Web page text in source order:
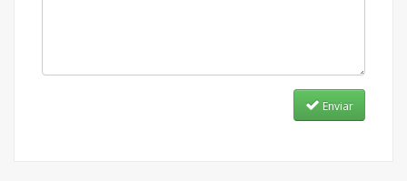
Enviar